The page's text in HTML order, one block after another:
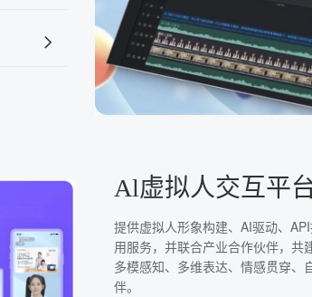
Al虚拟人交互平
提供虚拟人形象构建、AI驱动、
用服务，并联合产业合作伙伴，共
多模感知、多维表达、情感贯穿、
伴。